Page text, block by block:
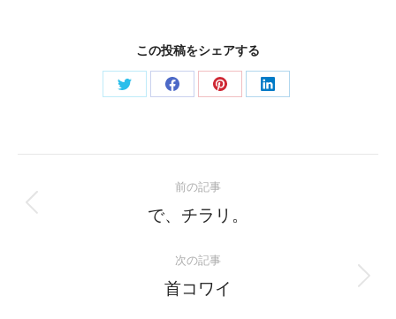
この投稿をシェアする
Share
Share
Share
Share
navigation
前の記事
Previous
で、チラリ。
次の記事
Next
首コワイ